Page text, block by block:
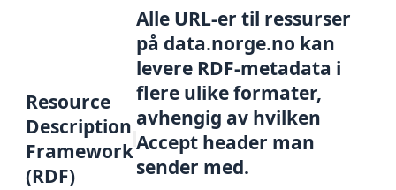
Resource
Description
Framework
(RDF)
Alle URL-er til ressurser
på data.norge.no kan
levere RDF-metadata i
flere ulike formater,
avhengig av hvilken
Accept header man
sender med.